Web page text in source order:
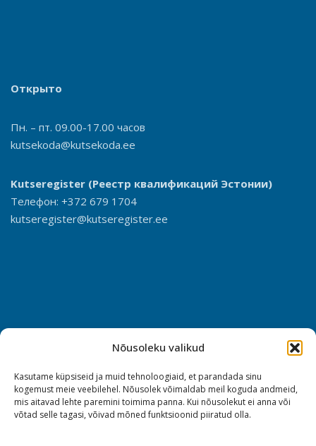
Nõusoleku valikud
Kasutame küpsiseid ja muid tehnoloogiaid, et parandada sinu
kogemust meie veebilehel. Nõusolek võimaldab meil koguda andmeid,
mis aitavad lehte paremini toimima panna. Kui nõusolekut ei anna või
võtad selle tagasi, võivad mõned funktsioonid piiratud olla.
Открыто
Пн. – пт. 09.00-17.00 часов
kutsekoda@kutsekoda.ee
Kutseregister (Реестр квалификаций Эстонии)
Телефон: +372 679 1704
kutseregister@kutseregister.ee